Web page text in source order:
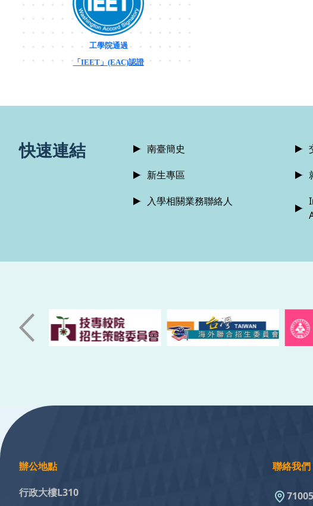
工學院通過
「IEET」(EAC)認證
快速連結 南臺簡史
新生專區
入學相關業務聯絡人
聯絡我們
辦公地點
行政大樓L310